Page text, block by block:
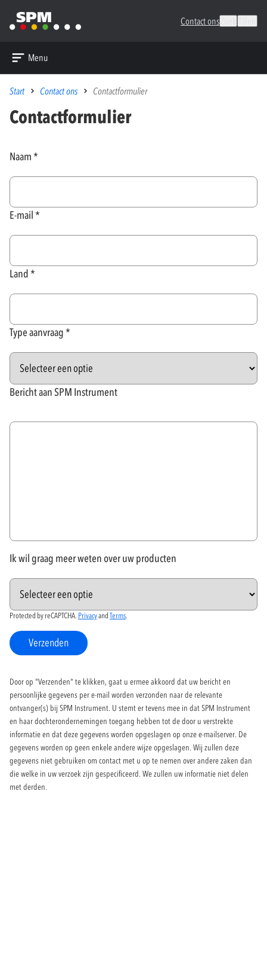
Contact ons
Menu
Start Contact ons Contactformulier
Contactformulier
Naam
E-mail
Land
Type aanvraag
Bericht aan SPM Instrument
Ik wil graag meer weten over uw producten
Protected by reCAPTCHA. Privacyand Terms
Verzenden
Door op "Verzenden" te klikken, gaat u ermee akkoord dat uw bericht en
persoonlijke gegevens per e-mail worden verzonden naar de relevante
ontvanger(s) bij SPM Instrument. U stemt er tevens mee in dat SPM Instrument
en haar dochterondernemingen toegang hebben tot de door u verstrekte
informatie en dat deze gegevens worden opgeslagen op onze e-mailserver. De
gegevens worden op geen enkele andere wijze opgeslagen. Wij zullen deze
gegevens niet gebruiken om contact met u op te nemen over andere zaken dan
die welke in uw verzoek zijn gespecificeerd. We zullen uw informatie niet delen
met derden.